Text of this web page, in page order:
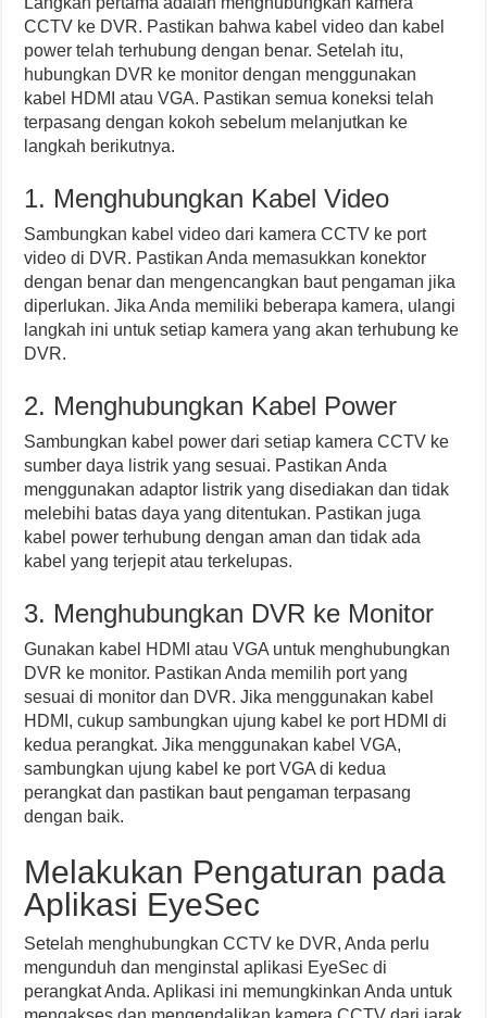
CCTV ke DVR. Pastikan bahwa kabel video dan kabel
power telah terhubung dengan benar. Setelah itu,
hubungkan DVR ke monitor dengan menggunakan
kabel HDMI atau VGA. Pastikan semua koneksi telah
terpasang dengan kokoh sebelum melanjutkan ke
langkah berikutnya.
1. Menghubungkan Kabel Video
Sambungkan kabel video dari kamera CCTV ke port
video di DVR. Pastikan Anda memasukkan konektor
dengan benar dan mengencangkan baut pengaman jika
diperlukan. Jika Anda memiliki beberapa kamera, ulangi
langkah ini untuk setiap kamera yang akan terhubung ke
DVR.
2. Menghubungkan Kabel Power
Sambungkan kabel power dari setiap kamera CCTV ke
sumber daya listrik yang sesuai. Pastikan Anda
menggunakan adaptor listrik yang disediakan dan tidak
melebihi batas daya yang ditentukan. Pastikan juga
kabel power terhubung dengan aman dan tidak ada
kabel yang terjepit atau terkelupas.
3. Menghubungkan DVR ke Monitor
Gunakan kabel HDMI atau VGA untuk menghubungkan
DVR ke monitor. Pastikan Anda memilih port yang
sesuai di monitor dan DVR. Jika menggunakan kabel
HDMI, cukup sambungkan ujung kabel ke port HDMI di
kedua perangkat. Jika menggunakan kabel VGA,
sambungkan ujung kabel ke port VGA di kedua
perangkat dan pastikan baut pengaman terpasang
dengan baik.
Melakukan Pengaturan pada
Aplikasi EyeSec
Setelah menghubungkan CCTV ke DVR, Anda perlu
mengunduh dan menginstal aplikasi EyeSec di
perangkat Anda. Aplikasi ini memungkinkan Anda untuk